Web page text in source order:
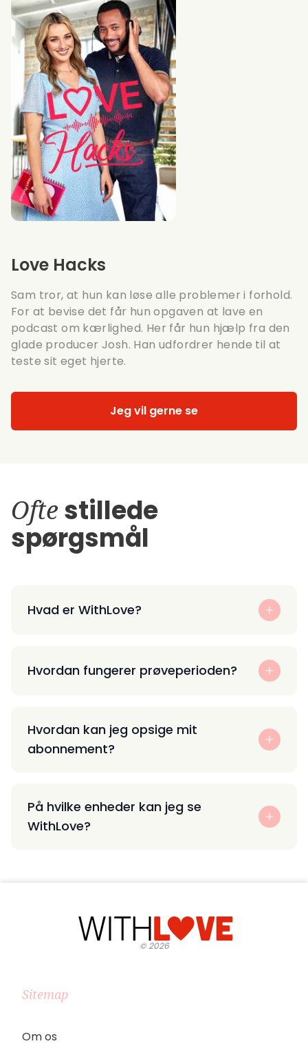
Love Hacks
Sam tror, at hun kan løse alle problemer i forhold.
For at bevise det får hun opgaven at lave en
podcast om kærlighed. Her får hun hjælp fra den
glade producer Josh. Han udfordrer hende til at
teste sit eget hjerte.
Jeg vil gerne se
Ofte stillede
spørgsmål
Hvad er WithLove?
Hvordan fungerer prøveperioden?
Hvordan kan jeg opsige mit
abonnement?
På hvilke enheder kan jeg se
WithLove?
©2026
Sitemap
Om os